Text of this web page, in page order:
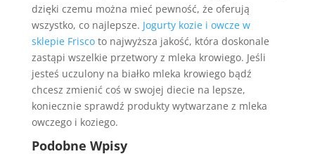
dzięki czemu można mieć pewność, że oferują
wszystko, co najlepsze. Jogurty kozie i owcze w
sklepie Friscoto najwyższa jakość, która doskonale
zastąpi wszelkie przetwory z mleka krowiego. Jeśli
jesteś uczulony na białko mleka krowiego bądź
chcesz zmienić coś w swojej diecie na lepsze,
koniecznie sprawdź produkty wytwarzane z mleka
owczego i koziego.
Podobne Wpisy